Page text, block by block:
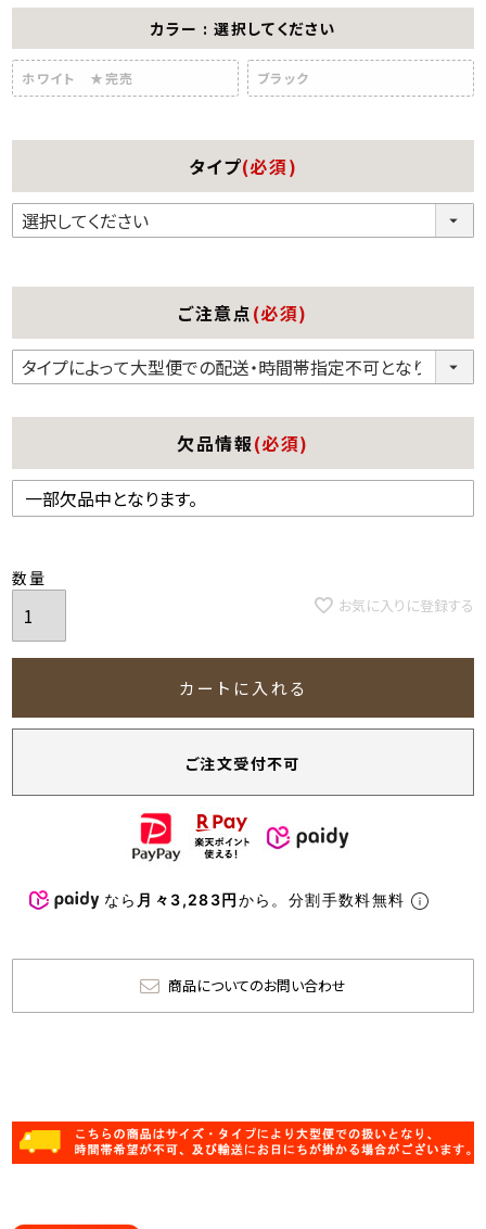
カラー 選択してください
ホワイト ★完売 ブラック
タイプ(必須)
ご注意点(必須)
欠品情報(必須)
お気に入りに登録する
カートに入れる
ご注文受付不可
なら 月々3,283円 から。分割手数料無料
商品についてのお問い合わせ